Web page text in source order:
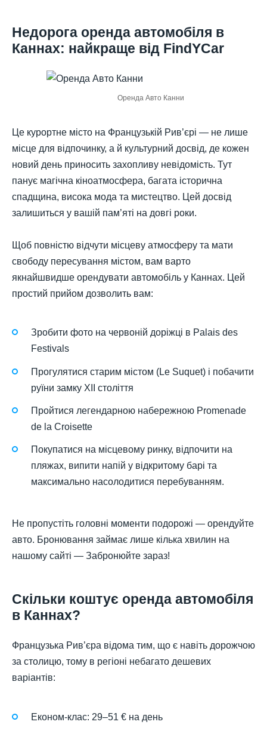
Недорога оренда автомобіля в
Каннах: найкраще від FindYCar
Оренда Авто Канни
Це курортне місто на Французькій Рив’єрі — не лише
місце для відпочинку, а й культурний досвід, де кожен
новий день приносить захопливу невідомість. Тут
панує магічна кіноатмосфера, багата історична
спадщина, висока мода та мистецтво. Цей досвід
залишиться у вашій пам’яті на довгі роки.
Щоб повністю відчути місцеву атмосферу та мати
свободу пересування містом, вам варто
якнайшвидше орендувати автомобіль у Каннах. Цей
простий прийом дозволить вам:
Зробити фото на червоній доріжці в Palais des
Festivals
Прогулятися старим містом (Le Suquet) і побачити
руїни замку XII століття
Пройтися легендарною набережною Promenade
de la Croisette
Покупатися на місцевому ринку, відпочити на
пляжах, випити напій у відкритому барі та
максимально насолодитися перебуванням.
Не пропустіть головні моменти подорожі — орендуйте
авто. Бронювання займає лише кілька хвилин на
нашому сайті — Забронюйте зараз!
Скільки коштує оренда автомобіля
в Каннах?
Французька Рив’єра відома тим, що є навіть дорожчою
за столицю, тому в регіоні небагато дешевих
варіантів:
Економ-клас: 29–51 € на день